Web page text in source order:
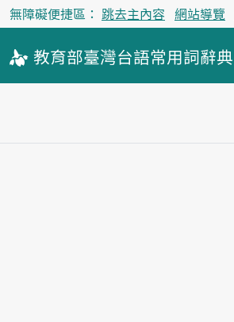
無障礙便捷區： 跳去主內容 網站導覽
教育部臺灣台語常用詞辭典